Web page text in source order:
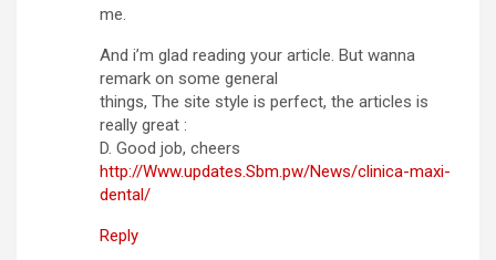
me.
And i’m glad reading your article. But wanna
remark on some general
things, The site style is perfect, the articles is
really great :
D. Good job, cheers
http://Www.updates.Sbm.pw/News/clinica-maxi-
dental/
Reply